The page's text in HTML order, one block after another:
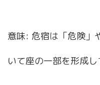
意味: 危宿は「危険」
いて座の一部を形成し